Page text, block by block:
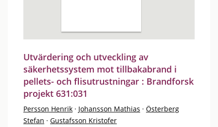
Utvärdering och utveckling av
säkerhetssystem mot tillbakabrand i
pellets- och flisutrustningar : Brandforsk
projekt 631:031
Persson Henrik · Johansson Mathias · Österberg
Stefan · Gustafsson Kristofer